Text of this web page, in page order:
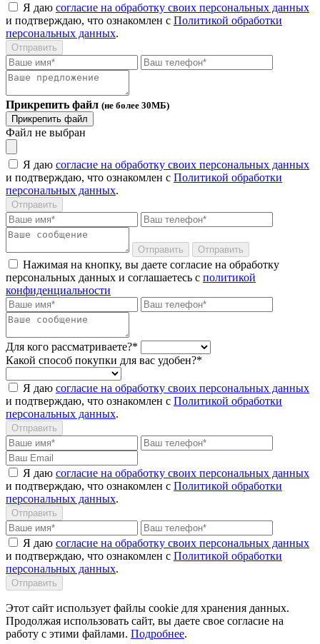
Я даю согласие на обработку своих персональных данных
и подтверждаю, что ознакомлен с Политикой обработки
персональных данных.
Отправить
Прикрепить файл (не более 30МБ)
Прикрепить файл
Файл не выбран
Я даю согласие на обработку своих персональных данных
и подтверждаю, что ознакомлен с Политикой обработки
персональных данных.
Отправить
Отправить Отправить
Нажимая на кнопку, вы даете согласие на обработку
персональных данных и соглашаетесь c политикой
конфиденциальности
Для кого рассматриваете?*
Какой способ покупки для вас удобен?*
Я даю согласие на обработку своих персональных данных
и подтверждаю, что ознакомлен с Политикой обработки
персональных данных.
Отправить
Я даю согласие на обработку своих персональных данных
и подтверждаю, что ознакомлен с Политикой обработки
персональных данных.
Отправить
Я даю согласие на обработку своих персональных данных
и подтверждаю, что ознакомлен с Политикой обработки
персональных данных.
Отправить
Этот сайт использует файлы cookie для хранения данных.
Продолжая использовать сайт, вы даете свое согласие на
работу с этими файлами. Подробнее.